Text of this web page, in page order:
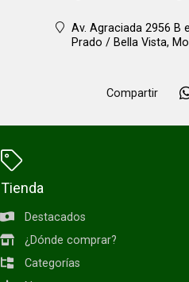
Av. Agraciada 2956 B
Prado / Bella Vista,
Compartir
Tienda
Destacados
¿Dónde comprar?
Categorías